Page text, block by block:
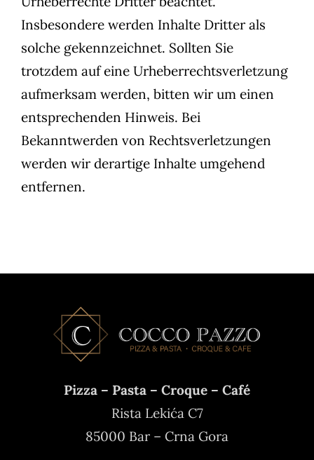
Insbesondere werden Inhalte Dritter als
solche gekennzeichnet. Sollten Sie
trotzdem auf eine Urheberrechtsverletzung
aufmerksam werden, bitten wir um einen
entsprechenden Hinweis. Bei
Bekanntwerden von Rechtsverletzungen
werden wir derartige Inhalte umgehend
entfernen.
Pizza – Pasta – Croque – Café
Rista Lekića C7
85000 Bar – Crna Gora